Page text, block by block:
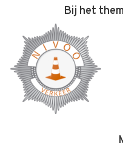
Bij het